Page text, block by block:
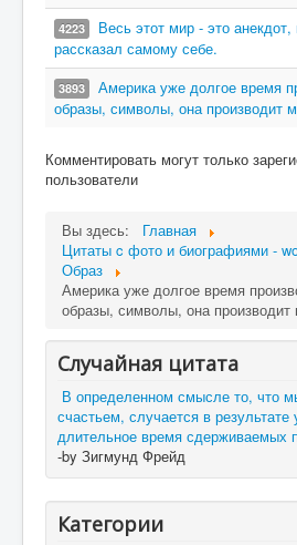
4223
Весь этот мир - это
рассказал самому себе.
3893
Америка уже долгое время
образы, символы, она производит
Комментировать могут только
пользователи
Вы здесь:
Главная
Цитаты c фото и биографиями -
Образ
Америка уже долгое время
образы, символы, она производит
Случайная цитата
В определенном смысле то, что
счастьем, случается в результате
длительное время сдерживаемых
-by Зигмунд Фрейд
Категории